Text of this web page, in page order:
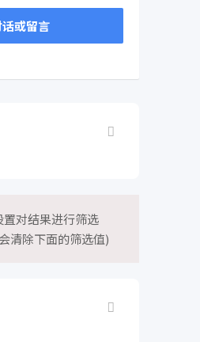
或留言
置对结果进行筛选
清除下面的筛选值)